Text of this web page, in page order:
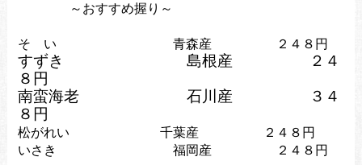
～おすすめ握り～
そ い 青森産 ２４８円
すずき 島根産 ２４
８円
南蛮海老 石川産 ３４
８円
松がれい 千葉産 ２４８円
いさき 福岡産 ２４８円